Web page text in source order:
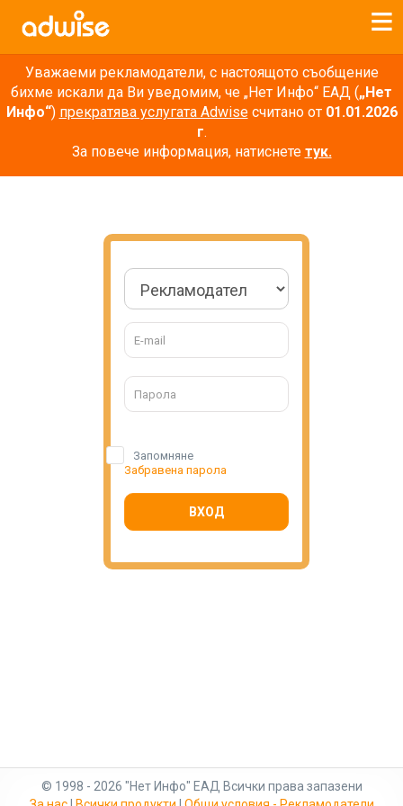
Уважаеми рекламодатели, с настоящото съобщение
бихме искали да Ви уведомим, че „Нет Инфо“ ЕАД („Нет
Инфо“) прекратява услугата Adwiseсчитано от 01.01.2026
г.
За повече информация, натиснете тук.
Запомняне
Забравена парола
ВХОД
© 1998 - 2026 "Нет Инфо" ЕАД Всички права запазени